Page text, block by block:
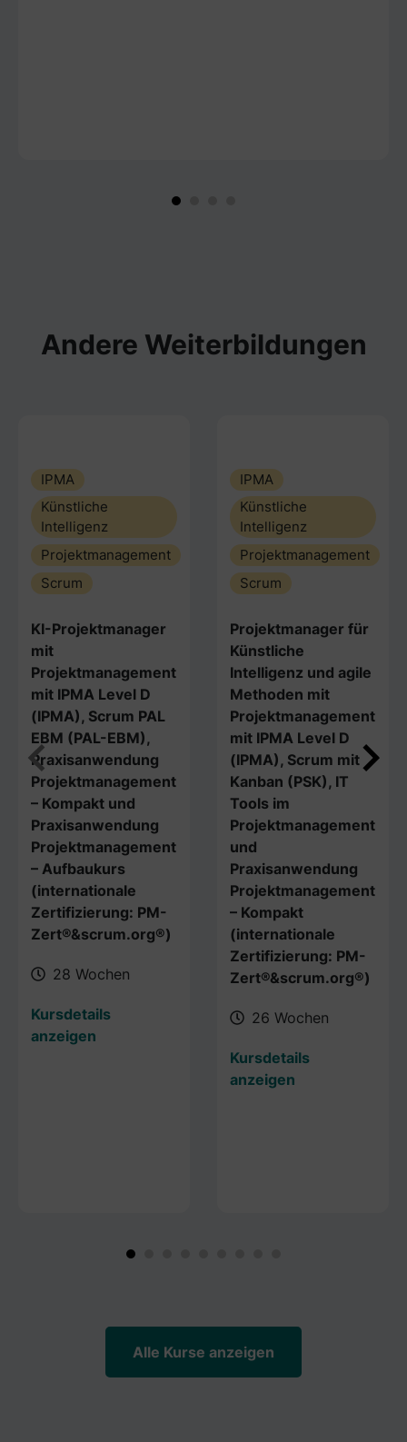
Andere Weiterbildungen
IPMA
Künstliche
Intelligenz
Projektmanagement
Scrum
KI-Projektmanager
mit
Projektmanagement
mit IPMA Level D
(IPMA), Scrum PAL
EBM (PAL-EBM),
Praxisanwendung
Projektmanagement
– Kompakt und
Praxisanwendung
Projektmanagement
– Aufbaukurs
(internationale
Zertifizierung: PM-
Zert®&scrum.org®)
28 Wochen
Kursdetails
anzeigen
IPMA
Künstliche
Intelligenz
Projektmanagement
Scrum
Projektmanager für
Künstliche
Intelligenz und agile
Methoden mit
Projektmanagement
mit IPMA Level D
(IPMA), Scrum mit
Kanban (PSK), IT
Tools im
Projektmanagement
und
Praxisanwendung
Projektmanagement
– Kompakt
(internationale
Zertifizierung: PM-
Zert®&scrum.org®)
26 Wochen
Kursdetails
anzeigen
Alle Kurse anzeigen